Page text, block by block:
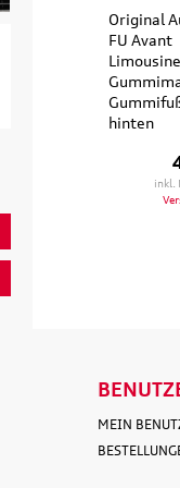
Original
FU Avant
Limousine
hinten
inkl.
Original Audi
Fahrradträger
Fahrrad
inkl. MwSt. zzgl.
MEIN